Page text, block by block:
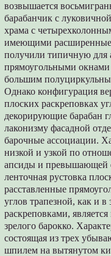
возвышается
барабанчик с
храма с
имеющими расширенные
получили типичную
прямоугольными
большим
Однако конфигурация
плоских раскреповках
декорирующие барабан
лаконизму фасадной
барочные ассоциации.
низкой и узкой по
апсиды и превышающей
ленточная рустовка
расставленные
углов трапезной, как и
раскреповками,
зрелого барокко.
состоящая из трех
шпилем на вытянутом